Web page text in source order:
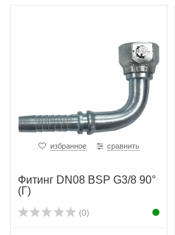
избранное сравнить
Фитинг DN08 BSP G3/8 90°
(Г)
(0)